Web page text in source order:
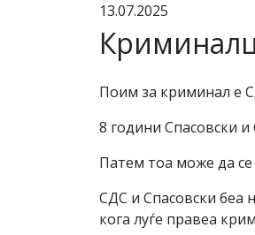
13.07.2025
Поим за криминал е
8 години Спасовски
Патем тоа може да
СДС и Спасовски беа
кога луѓе правеа